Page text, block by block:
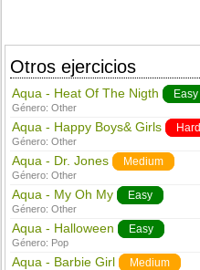
Otros ejercicios
Aqua - Heat Of The Nigth Easy
Género:Other
Aqua - Happy Boys& Girls Hard
Género:Other
Aqua - Dr. Jones Medium
Género:Other
Aqua - My Oh My Easy
Género:Other
Aqua - Halloween Easy
Género: Pop
Aqua - Barbie Girl Medium